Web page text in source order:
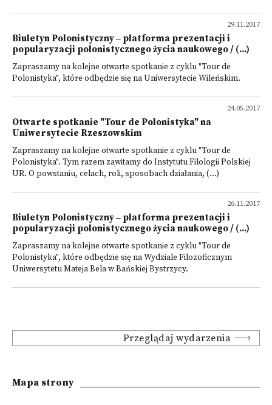
29.11.2017
Biuletyn Polonistyczny ‒ platforma prezentacji i
popularyzacji polonistycznego życia naukowego / (...)
Zapraszamy na kolejne otwarte spotkanie z cyklu "Tour de
Polonistyka", które odbędzie się na Uniwersytecie Wileńskim.
24.05.2017
Otwarte spotkanie "Tour de Polonistyka" na
Uniwersytecie Rzeszowskim
Zapraszamy na kolejne otwarte spotkanie z cyklu "Tour de
Polonistyka". Tym razem zawitamy do Instytutu Filologii Polskiej
UR. O powstaniu, celach, roli, sposobach działania, (...)
26.11.2017
Biuletyn Polonistyczny ‒ platforma prezentacji i
popularyzacji polonistycznego życia naukowego / (...)
Zapraszamy na kolejne otwarte spotkanie z cyklu "Tour de
Polonistyka", które odbędzie się na Wydziale Filozoficznym
Uniwersytetu Mateja Bela w Bańskiej Bystrzycy.
Przeglądaj wydarzenia
Mapa strony